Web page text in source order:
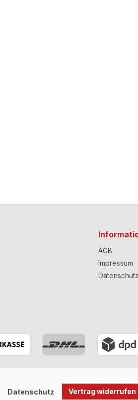
AGB
Impressum
Datenschutz
Datenschutz Vertrag widerrufen